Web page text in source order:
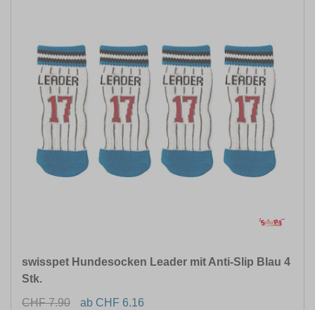
swisspet Hundesocken Leader mit Anti-Slip Blau 4
Stk.
CHF 7.90
ab CHF 6.16